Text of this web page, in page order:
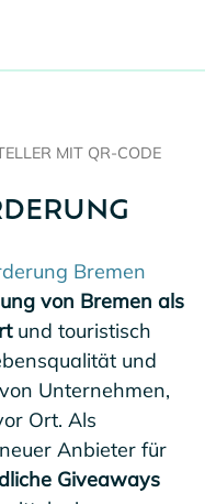
MIT QR-CODE
Bremen
von Bremen als
und touristisch
und
Unternehmen,
Ort. Als
Anbieter für
Giveaways